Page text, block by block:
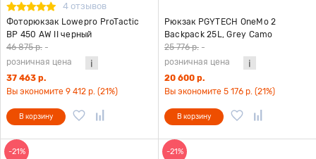
4 отзывов
Фоторюкзак Lowepro ProTactic
BP 450 AW II черный
46 875 р. -
розничная цена
37 463 р.
Вы экономите 9 412 р. (21%)
В корзину
Рюкзак PGYTECH OneMo 2
Backpack 25L, Grey Camo
25 776 р. -
розничная цена
20 600 р.
Вы экономите 5 176 р. (21%)
В корзину
-21% -21%